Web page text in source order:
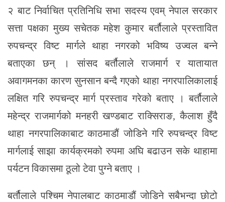
२ बाट निर्वाचित प्रतिनिधि सभा सदस्य एवम् नेपाल सरकार
सत्ता पक्षका मुख्य सचेतक महेश कुमार बर्तौलाले प्रस्तावित
रुपचन्द्र विष्ट मार्गले थाहा नगरको भविष्य उज्वल बन्ने
बताएका छन् । सांसद बर्तौलाले राजमार्ग र यातायात
अवागमनका कारण सुनसान बन्दै गएको थाहा नगरपालिकालाई
लक्षित गरि रुपचन्द्र मार्ग प्रस्ताव गरेको बताए । बर्तौलाले
महेन्द्र राजमार्गको मनहरी खण्डबाट राक्सिराङ, कैलाश हुँदै
थाहा नगरपालिकाबाट काठमाडौं जोडिने गरि रुपचन्द्र विष्ट
मार्गलाई साझा कार्यक्रमको रुपमा अघि बढाउन सके थाहामा
पर्यटन विकासमा ठूलो टेवा पुग्ने बताए ।
बर्तौलाले पश्चिम नेपालबाट काठमाडौं जोडिने सबैभन्दा छोटो